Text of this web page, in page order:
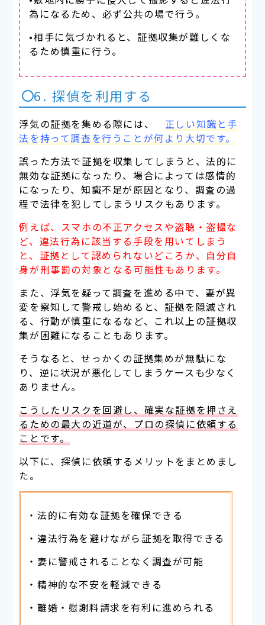
為になるため、必ず公共の場で行う。
•相手に気づかれると、証拠収集が難しくな
るため慎重に行う。
6. 探偵を利用する
浮気の証拠を集める際には、 正しい知識と手
法を持って調査を行うことが何より大切です。
誤った方法で証拠を収集してしまうと、法的に
無効な証拠になったり、場合によっては感情的
になったり、知識不足が原因となり、調査の過
程で法律を犯してしまうリスクもあります。
例えば、スマホの不正アクセスや盗聴・盗撮な
ど、違法行為に該当する手段を用いてしまう
と、証拠として認められないどころか、自分自
身が刑事罰の対象となる可能性もあります。
また、浮気を疑って調査を進める中で、妻が異
変を察知して警戒し始めると、証拠を隠滅され
る、行動が慎重になるなど、これ以上の証拠収
集が困難になることもあります。
そうなると、せっかくの証拠集めが無駄にな
り、逆に状況が悪化してしまうケースも少なく
ありません。
こうしたリスクを回避し、確実な証拠を押さえ
るための最大の近道が、プロの探偵に依頼する
ことです。
以下に、探偵に依頼するメリットをまとめまし
た。
・法的に有効な証拠を確保できる
・違法行為を避けながら証拠を取得できる
・妻に警戒されることなく調査が可能
・精神的な不安を軽減できる
・離婚・慰謝料請求を有利に進められる